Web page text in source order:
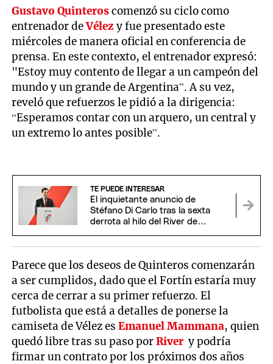
Gustavo Quinteroscomenzó su ciclo como
entrenador deVélez y fue presentado este
miércoles de manera oficial en conferencia de
prensa. En este contexto, el entrenador expresó:
"Estoy muy contento de llegar a un campeón del
mundo y un grande de Argentina”. A su vez,
reveló que refuerzos le pidió a la dirigencia:
“Esperamos contar con un arquero, un central y
un extremo lo antes posible”.
TE PUEDE INTERESAR
El inquietante anuncio de
Stéfano Di Carlo tras la sexta
derrota al hilo del River de
Parece que los deseos de Quinteros comenzarán
a ser cumplidos, dado que el Fortín estaría muy
cerca de cerrar a su primer refuerzo. El
futbolista que está a detalles de ponerse la
camiseta de Vélez esEmanuel Mammana, quien
quedó libre tras su paso porRiver y podría
firmar un contrato por los próximos dos años